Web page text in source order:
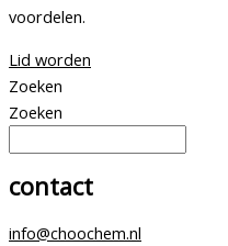
voordelen.
Lid worden
Zoeken
Zoeken
contact
info@choochem.nl